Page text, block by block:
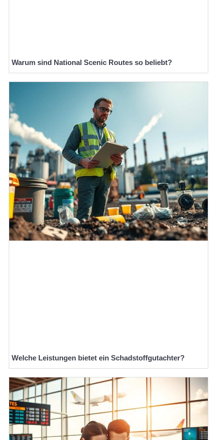
Warum sind National Scenic Routes so beliebt?
Welche Leistungen bietet ein Schadstoffgutachter?